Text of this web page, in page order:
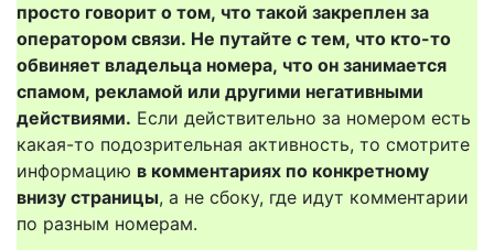
просто говорит о том, что такой закреплен за
оператором связи. Не путайте с тем, что кто-то
обвиняет владельца номера, что он занимается
спамом, рекламой или другими негативными
действиями. Если действительно за номером есть
какая-то подозрительная активность, то смотрите
информацию в комментариях по конкретному
внизу страницы, а не сбоку, где идут комментарии
по разным номерам.